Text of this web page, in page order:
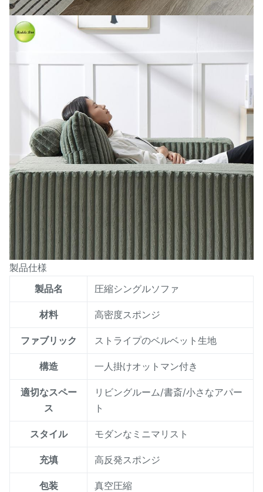
製品仕様
製品名
圧縮シングルソファ
材料 高密度スポンジ
ファブリック ストライプのベルベット生地
構造 一人掛けオットマン付き
適切なスペー
ス
リビングルーム/書斎/小さなアパー
ト
スタイル モダンなミニマリスト
充填 高反発スポンジ
包装 真空圧縮